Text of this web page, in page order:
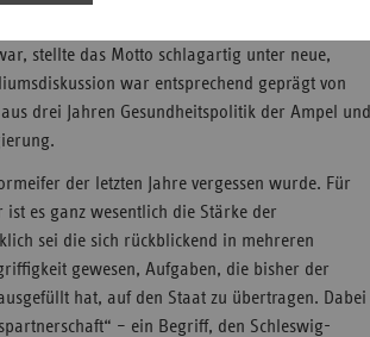
stellte das Motto schlagartig unter neue,
war entsprechend geprägt von
drei Jahren Gesundheitspolitik der Ampel und
der letzten Jahre vergessen wurde. Für
es ganz wesentlich die Stärke der
sei die sich rückblickend in mehreren
gewesen, Aufgaben, die bisher der
hat, auf den Staat zu übertragen. Dabei
– ein Begriff, den Schleswig-